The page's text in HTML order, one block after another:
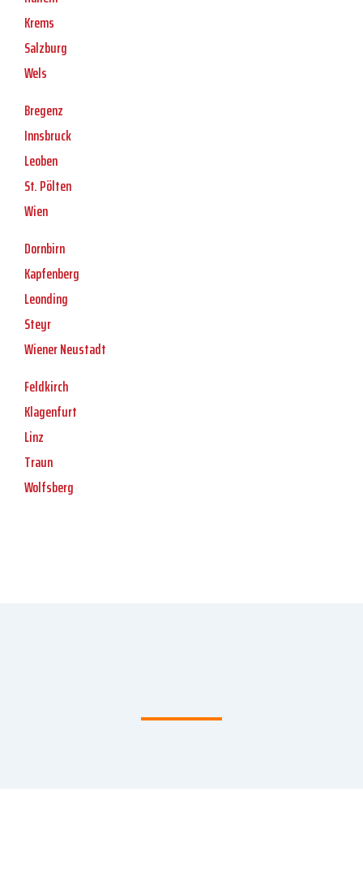
Krems
Salzburg
Wels
Bregenz
Innsbruck
Leoben
St. Pölten
Wien
Dornbirn
Kapfenberg
Leonding
Steyr
Wiener Neustadt
Feldkirch
Klagenfurt
Linz
Traun
Wolfsberg